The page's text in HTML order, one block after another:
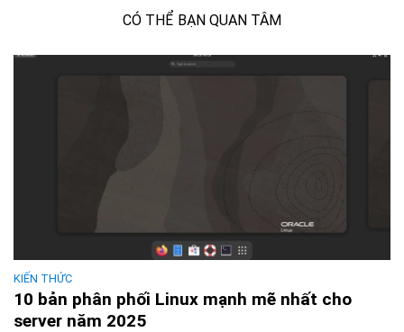
CÓ THỂ BẠN QUAN TÂM
KIẾN THỨC
10 bản phân phối Linux mạnh mẽ nhất cho
server năm 2025